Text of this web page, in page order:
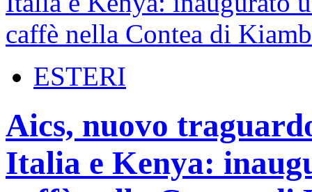
ESTERI
Aics, nuovo
Italia e Kenya: